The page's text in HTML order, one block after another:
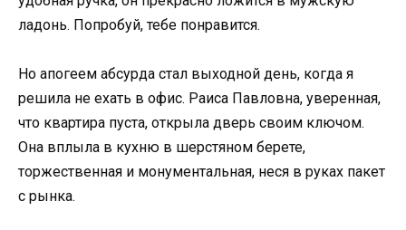
ладонь. Попробуй, тебе понравится.
Но апогеем абсурда стал выходной день, когда я
решила не ехать в офис. Раиса Павловна, уверенная,
что квартира пуста, открыла дверь своим ключом.
Она вплыла в кухню в шерстяном берете,
торжественная и монументальная, неся в руках пакет
с рынка.